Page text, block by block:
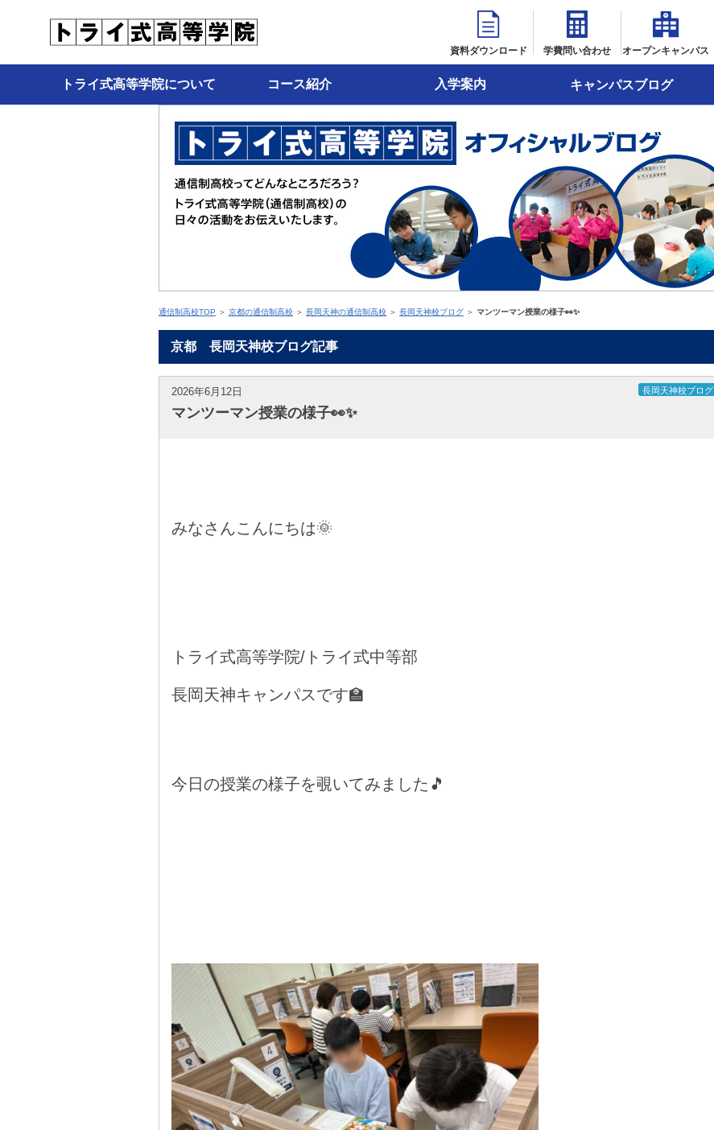
資料ダウンロード 学費問い合わせ オープンキャンパス
トライ式高等学院について コース紹介 入学案内 キャンパスブログ
通信制高校TOP ＞ 京都の通信制高校 ＞ 長岡天神の通信制高校 ＞ 長岡天神校ブログ ＞ マンツーマン授業の様子👀✨
京都 長岡天神校ブログ記事
2026年6月12日 長岡天神校ブログ
マンツーマン授業の様子👀✨
みなさんこんにちは🌞
トライ式高等学院/トライ式中等部
長岡天神キャンパスです🏫
今日の授業の様子を覗いてみました🎵